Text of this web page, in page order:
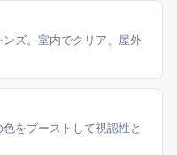
ズ。室内でクリア、屋外
をブーストして視認性と